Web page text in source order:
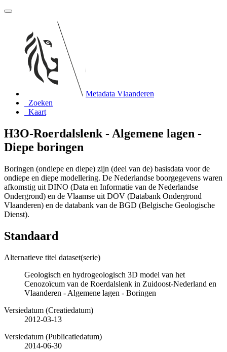
Metadata Vlaanderen
Zoeken
Kaart
H3O-Roerdalslenk - Algemene lagen -
Diepe boringen
Boringen (ondiepe en diepe) zijn (deel van de) basisdata voor de
ondiepe en diepe modellering. De Nederlandse boorgegevens waren
afkomstig uit DINO (Data en Informatie van de Nederlandse
Ondergrond) en de Vlaamse uit DOV (Databank Ondergrond
Vlaanderen) en de databank van de BGD (Belgische Geologische
Dienst).
Standaard
Alternatieve titel dataset(serie)
Geologisch en hydrogeologisch 3D model van het
Cenozoïcum van de Roerdalslenk in Zuidoost-Nederland en
Vlaanderen - Algemene lagen - Boringen
Versiedatum (Creatiedatum)
2012-03-13
Versiedatum (Publicatiedatum)
2014-06-30